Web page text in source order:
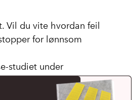
Vil du vite hvordan feil
for lønnsom
studiet under